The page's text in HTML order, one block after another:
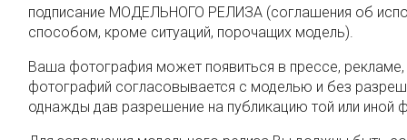
подписание МОДЕЛЬНОГО РЕЛИЗА (соглашения об
способом, кроме ситуаций, порочащих модель).
Ваша фотография может появиться в прессе,
фотографий согласовывается с моделью и без
однажды дав разрешение на публикацию той или иной